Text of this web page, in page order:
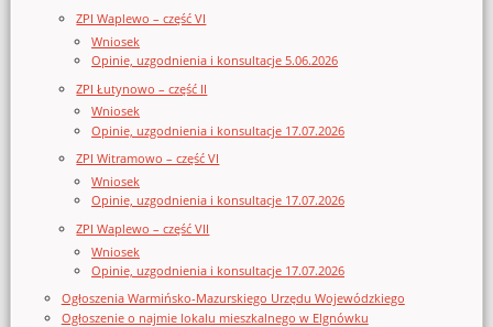
ZPI Waplewo – część VI
Wniosek
Opinie, uzgodnienia i konsultacje 5.06.2026
ZPI Łutynowo – część II
Wniosek
Opinie, uzgodnienia i konsultacje 17.07.2026
ZPI Witramowo – część VI
Wniosek
Opinie, uzgodnienia i konsultacje 17.07.2026
ZPI Waplewo – część VII
Wniosek
Opinie, uzgodnienia i konsultacje 17.07.2026
Ogłoszenia Warmińsko-Mazurskiego Urzędu Wojewódzkiego
Ogłoszenie o najmie lokalu mieszkalnego w Elgnówku